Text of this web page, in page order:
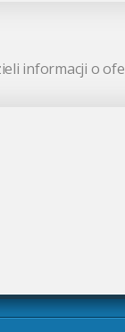
informacji o